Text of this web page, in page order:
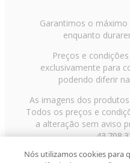
Garantimos o
enquanto
Preços e
exclusivamente para
podendo diferir
As imagens dos
Todos os preços e
a alteração sem aviso
Avenida Zaki Narchi, nº
Nós utilizamos cookies para